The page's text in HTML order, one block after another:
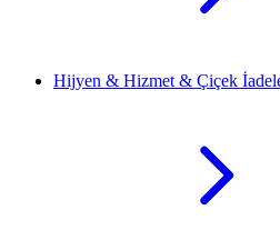
Hijyen & Hizmet & Çiçek